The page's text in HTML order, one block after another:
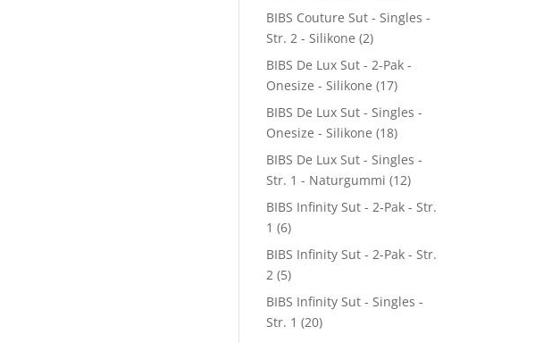
BIBS Couture Sut - Singles -
Str. 2 - Silikone (2)
BIBS De Lux Sut - 2-Pak -
Onesize - Silikone (17)
BIBS De Lux Sut - Singles -
Onesize - Silikone (18)
BIBS De Lux Sut - Singles -
Str. 1 - Naturgummi (12)
BIBS Infinity Sut - 2-Pak - Str.
1 (6)
BIBS Infinity Sut - 2-Pak - Str.
2 (5)
BIBS Infinity Sut - Singles -
Str. 1 (20)